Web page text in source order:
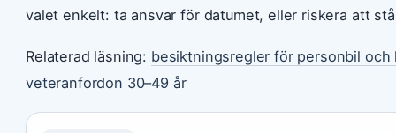
valet enkelt: ta ansvar för datumet, eller riskera att
Relaterad läsning: besiktningsregler för personbil och
veteranfordon 30–49 år